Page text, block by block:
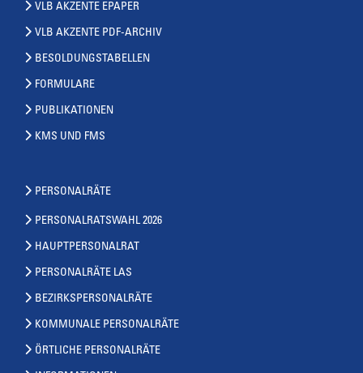
VLB AKZENTE EPAPER
VLB AKZENTE PDF-ARCHIV
BESOLDUNGSTABELLEN
FORMULARE
PUBLIKATIONEN
KMS UND FMS
PERSONALRÄTE
PERSONALRATSWAHL 2026
HAUPTPERSONALRAT
PERSONALRÄTE LAS
BEZIRKSPERSONALRÄTE
KOMMUNALE PERSONALRÄTE
ÖRTLICHE PERSONALRÄTE